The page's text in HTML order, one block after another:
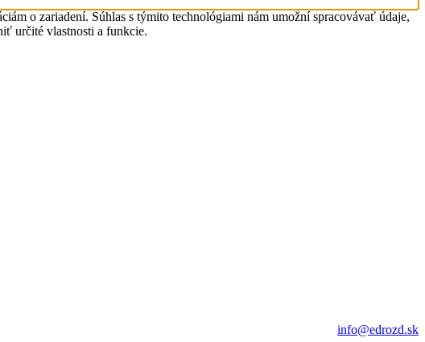
o zariadení. Súhlas s týmito technológiami nám umožní spracovávať údaje,
určité vlastnosti a funkcie.
info@edrozd.sk